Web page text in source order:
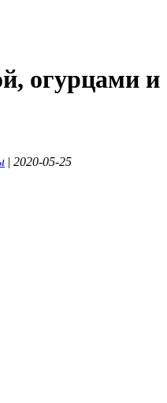
огурцами и
| 2020-05-25